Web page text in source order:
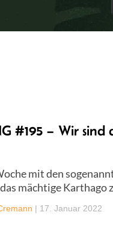
#195 – Wir
mit den
mächtige Karthago
| 17. Januar 2022